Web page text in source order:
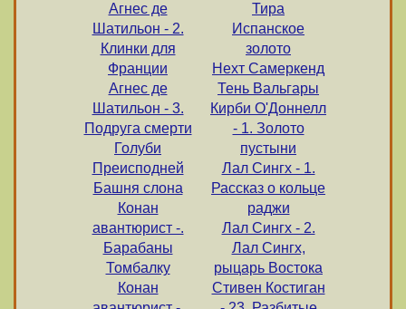
Агнес де
Шатильон - 2.
Клинки для
Франции
Агнес де
Шатильон - 3.
Подруга смерти
Голуби
Преисподней
Башня слона
Конан
авантюрист -.
Барабаны
Томбалку
Конан
Тира
Испанское
золото
Нехт Самеркенд
Тень Вальгары
Кирби О'Доннелл
- 1. Золото
пустыни
Лал Сингх - 1.
Рассказ о кольце
раджи
Лал Сингх - 2.
Лал Сингх,
рыцарь Востока
Стивен Костиган